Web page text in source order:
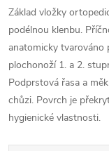
Základ vložky
podélnou klenbu.
anatomicky tvarováno
plochonoží 1. a 2.
Podprstová řasa a
chůzi. Povrch je
hygienické vlastnosti.